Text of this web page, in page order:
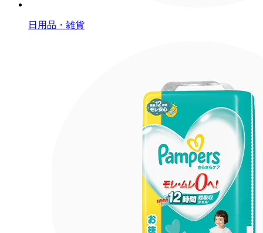
日用品・雑貨